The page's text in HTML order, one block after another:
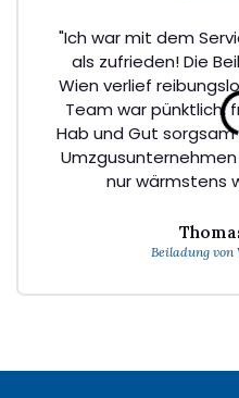
"Ich war mit dem
als zufrieden! Die
Wien verlief
Team war pünktlich,
Hab und Gut
Umzgusunternehmen
nur wärmstens
Beiladung